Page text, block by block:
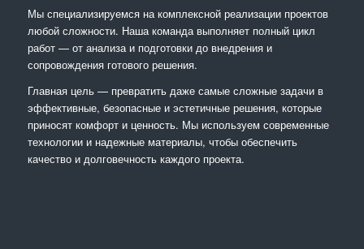
Мы специализируемся на комплексной реализации проектов
любой сложности. Наша команда выполняет полный цикл
работ — от анализа и подготовки до внедрения и
сопровождения готового решения.
Главная цель — превратить даже самые сложные задачи в
эффективные, безопасные и эстетичные решения, которые
приносят комфорт и ценность. Мы используем современные
технологии и надежные материалы, чтобы обеспечить
качество и долговечность каждого проекта.